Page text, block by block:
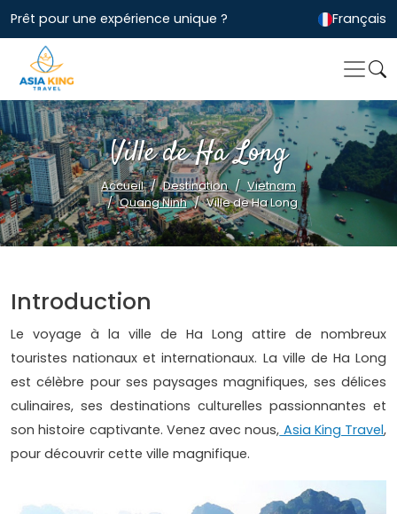
Prêt pour une expérience unique ? Français
Ville de Ha Long
Accueil Destination
Vietnam
Quang Ninh
Ville de Ha Long
Introduction
Le voyage à la ville de Ha Long attire de nombreux
touristes nationaux et internationaux. La ville de Ha Long
est célèbre pour ses paysages magnifiques, ses délices
culinaires, ses destinations culturelles passionnantes et
son histoire captivante. Venez avec nous, Asia King Travel,
pour découvrir cette ville magnifique.